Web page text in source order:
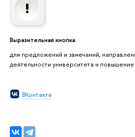
Выразительная кнопка
для предложений и замечаний,
деятельности университета и
ВКонтакте